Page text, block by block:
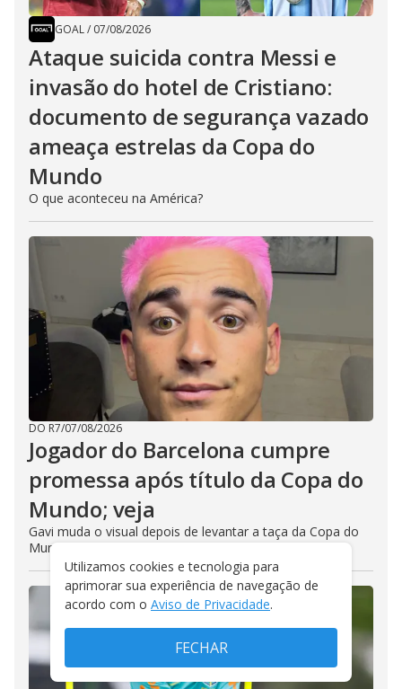
GOAL/ 07/08/2026
Ataque suicida contra Messi e
invasão do hotel de Cristiano:
documento de segurança vazado
ameaça estrelas da Copa do
Mundo
O que aconteceu na América?
DO R7/07/08/2026
Jogador do Barcelona cumpre
promessa após título da Copa do
Mundo; veja
Gavi muda o visual depois de levantar a taça da Copa do
Mundo com a Espanha
Utilizamos cookies e tecnologia para
aprimorar sua experiência de navegação de
acordo com o Aviso de Privacidade.
FECHAR